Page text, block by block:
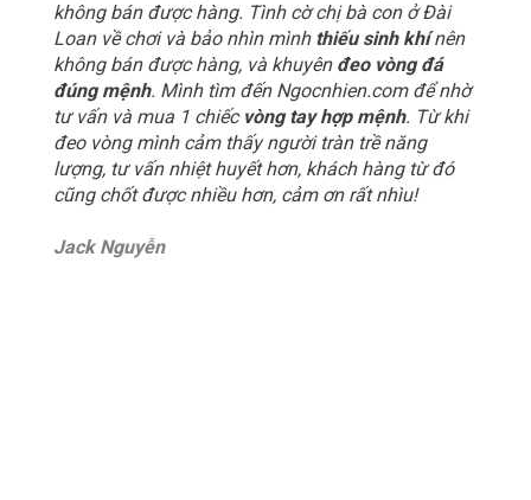
không bán được hàng. Tình cờ chị bà con ở Đài
Loan về chơi và bảo nhìn mình thiếu sinh khínên
không bán được hàng, và khuyên đeo vòng đá
đúng mệnh. Mình tìm đến Ngocnhien.com để nhờ
tư vấn và mua 1 chiếc vòng tay hợp mệnh. Từ khi
đeo vòng mình cảm thấy người tràn trề năng
lượng, tư vấn nhiệt huyết hơn, khách hàng từ đó
cũng chốt được nhiều hơn, cảm ơn rất nhìu!
Jack Nguyễn